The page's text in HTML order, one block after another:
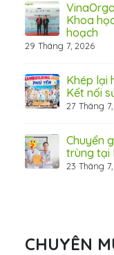
Khoa
hoạch
29 Tháng 7, 2026
Khép lại
Kết nối
27 Tháng
Chuyển
trùng tại
23 Tháng
CHUYÊN